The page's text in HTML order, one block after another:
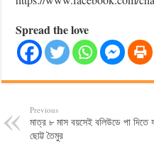
Spread the love
Previous
মাত্র ৮ মাস বয়সেই বলিউডে পা দিতে
ছোট্ট তৈমুর